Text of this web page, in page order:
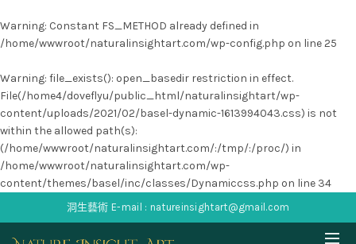
Warning: Constant FS_METHOD already defined in
/home/wwwroot/naturalinsightart.com/wp-config.php on line25
Warning: file_exists(): open_basedir restriction in effect.
File(/home4/doveflyu/public_html/naturalinsightart/wp-
content/uploads/2021/02/basel-dynamic-1613994043.css) is not
within the allowed path(s):
(/home/wwwroot/naturalinsightart.com/:/tmp/:/proc/) in
/home/wwwroot/naturalinsightart.com/wp-
content/themes/basel/inc/classes/Dynamiccss.php on line 34
洞生藝術 E-mail : natureinsightart@gmail.com